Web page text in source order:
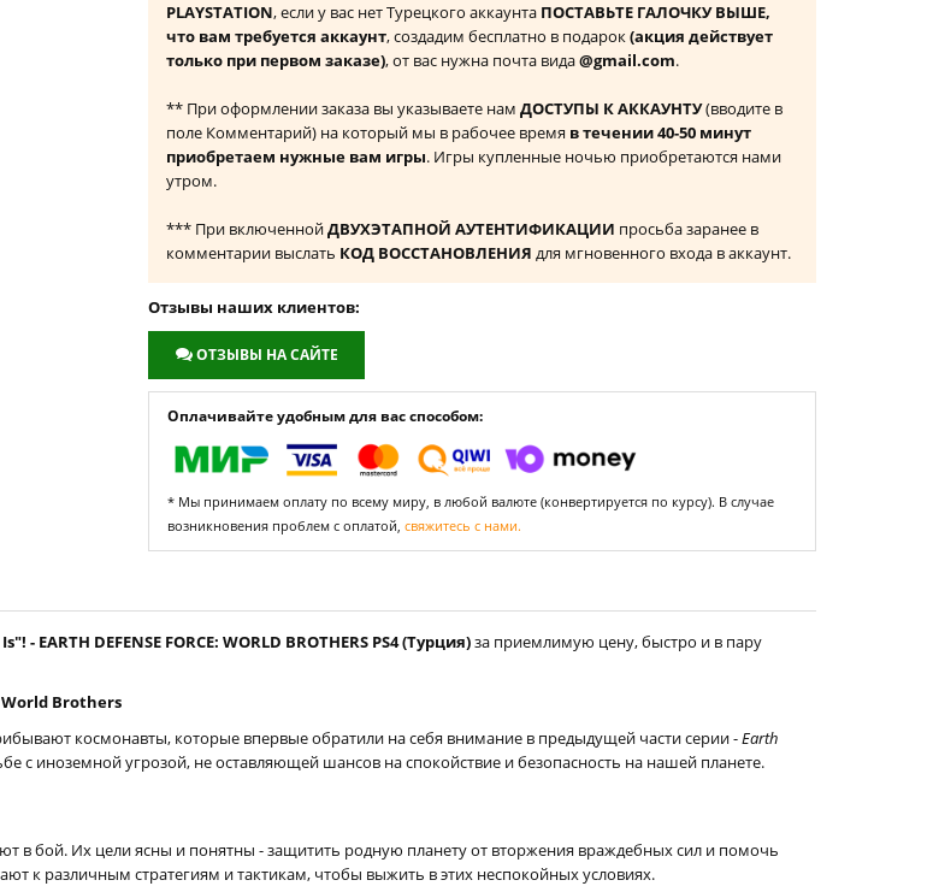
PLAYSTATION, если у вас нет Турецкого аккаунта ПОСТАВЬТЕ ГАЛОЧКУ ВЫШЕ,
что вам требуется аккаунт, создадим бесплатно в подарок(акция действует
только при первом заказе), от вас нужна почта вида@gmail.com.
** При оформлении заказа вы указываете нам ДОСТУПЫ К АККАУНТУ(вводите в
поле Комментарий) на который мы в рабочее время в течении 40-50 минут
приобретаем нужные вам игры. Игры купленные ночью приобретаются нами
утром.
*** При включеннойДВУХЭТАПНОЙ АУТЕНТИФИКАЦИИ просьба заранее в
комментарии выслать КОД ВОССТАНОВЛЕНИЯ для мгновенного входа в аккаунт.
Отзывы наших клиентов:
ОТЗЫВЫ НА САЙТЕ
Оплачивайте удобным для вас способом:
* Мы принимаем оплату по всему миру, в любой валюте (конвертируется по курсу). В случае
возникновения проблем с оплатой, свяжитесь с нами.
DEFENSE FORCE: WORLD BROTHERS PS4 (Турция)за приемлимую цену, быстро и в пару
Brothers
космонавты, которые впервые обратили на себя внимание в предыдущей части серии -Earth
с иноземной угрозой, не оставляющей шансов на спокойствие и безопасность на нашей планете.
в бой. Их цели ясны и понятны - защитить родную планету от вторжения враждебных сил и помочь
к различным стратегиям и тактикам, чтобы выжить в этих неспокойных условиях.